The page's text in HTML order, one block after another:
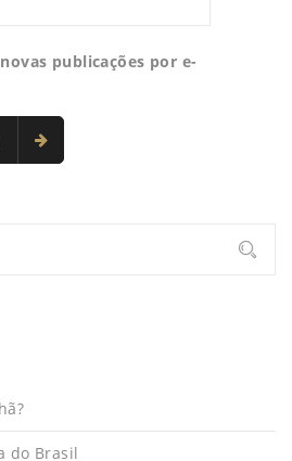
publicações por e-
do Brasil